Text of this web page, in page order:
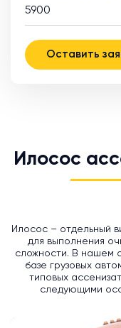
5900
Оставить
Илосос
Илосос – отдельный
для выполнения
сложности. В нашем
базе грузовых
типовых
следующими